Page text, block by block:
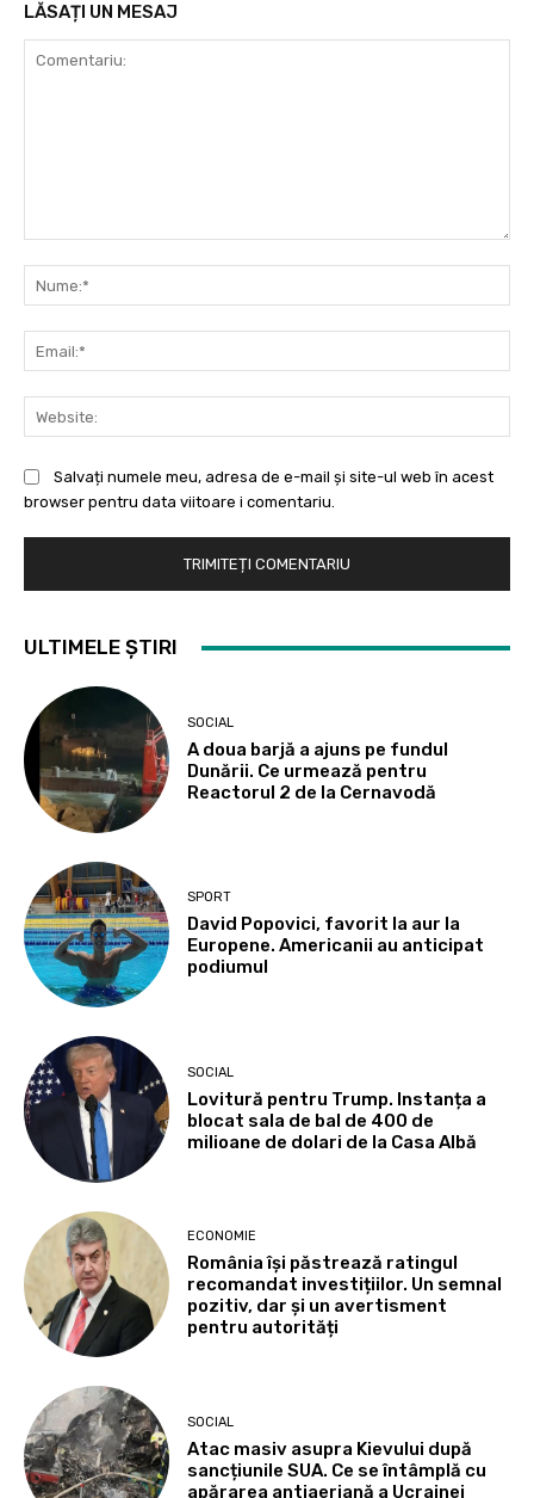
LĂSAȚI UN MESAJ
Salvați numele meu, adresa de e-mail și site-ul web în acest
browser pentru data viitoare i comentariu.
ULTIMELE ȘTIRI
SOCIAL
A doua barjă a ajuns pe fundul
Dunării. Ce urmează pentru
Reactorul 2 de la Cernavodă
SPORT
David Popovici, favorit la aur la
Europene. Americanii au anticipat
podiumul
SOCIAL
Lovitură pentru Trump. Instanța a
blocat sala de bal de 400 de
milioane de dolari de la Casa Albă
ECONOMIE
România își păstrează ratingul
recomandat investițiilor. Un semnal
pozitiv, dar și un avertisment
pentru autorități
SOCIAL
Atac masiv asupra Kievului după
sancțiunile SUA. Ce se întâmplă cu
apărarea antiaeriană a Ucrainei